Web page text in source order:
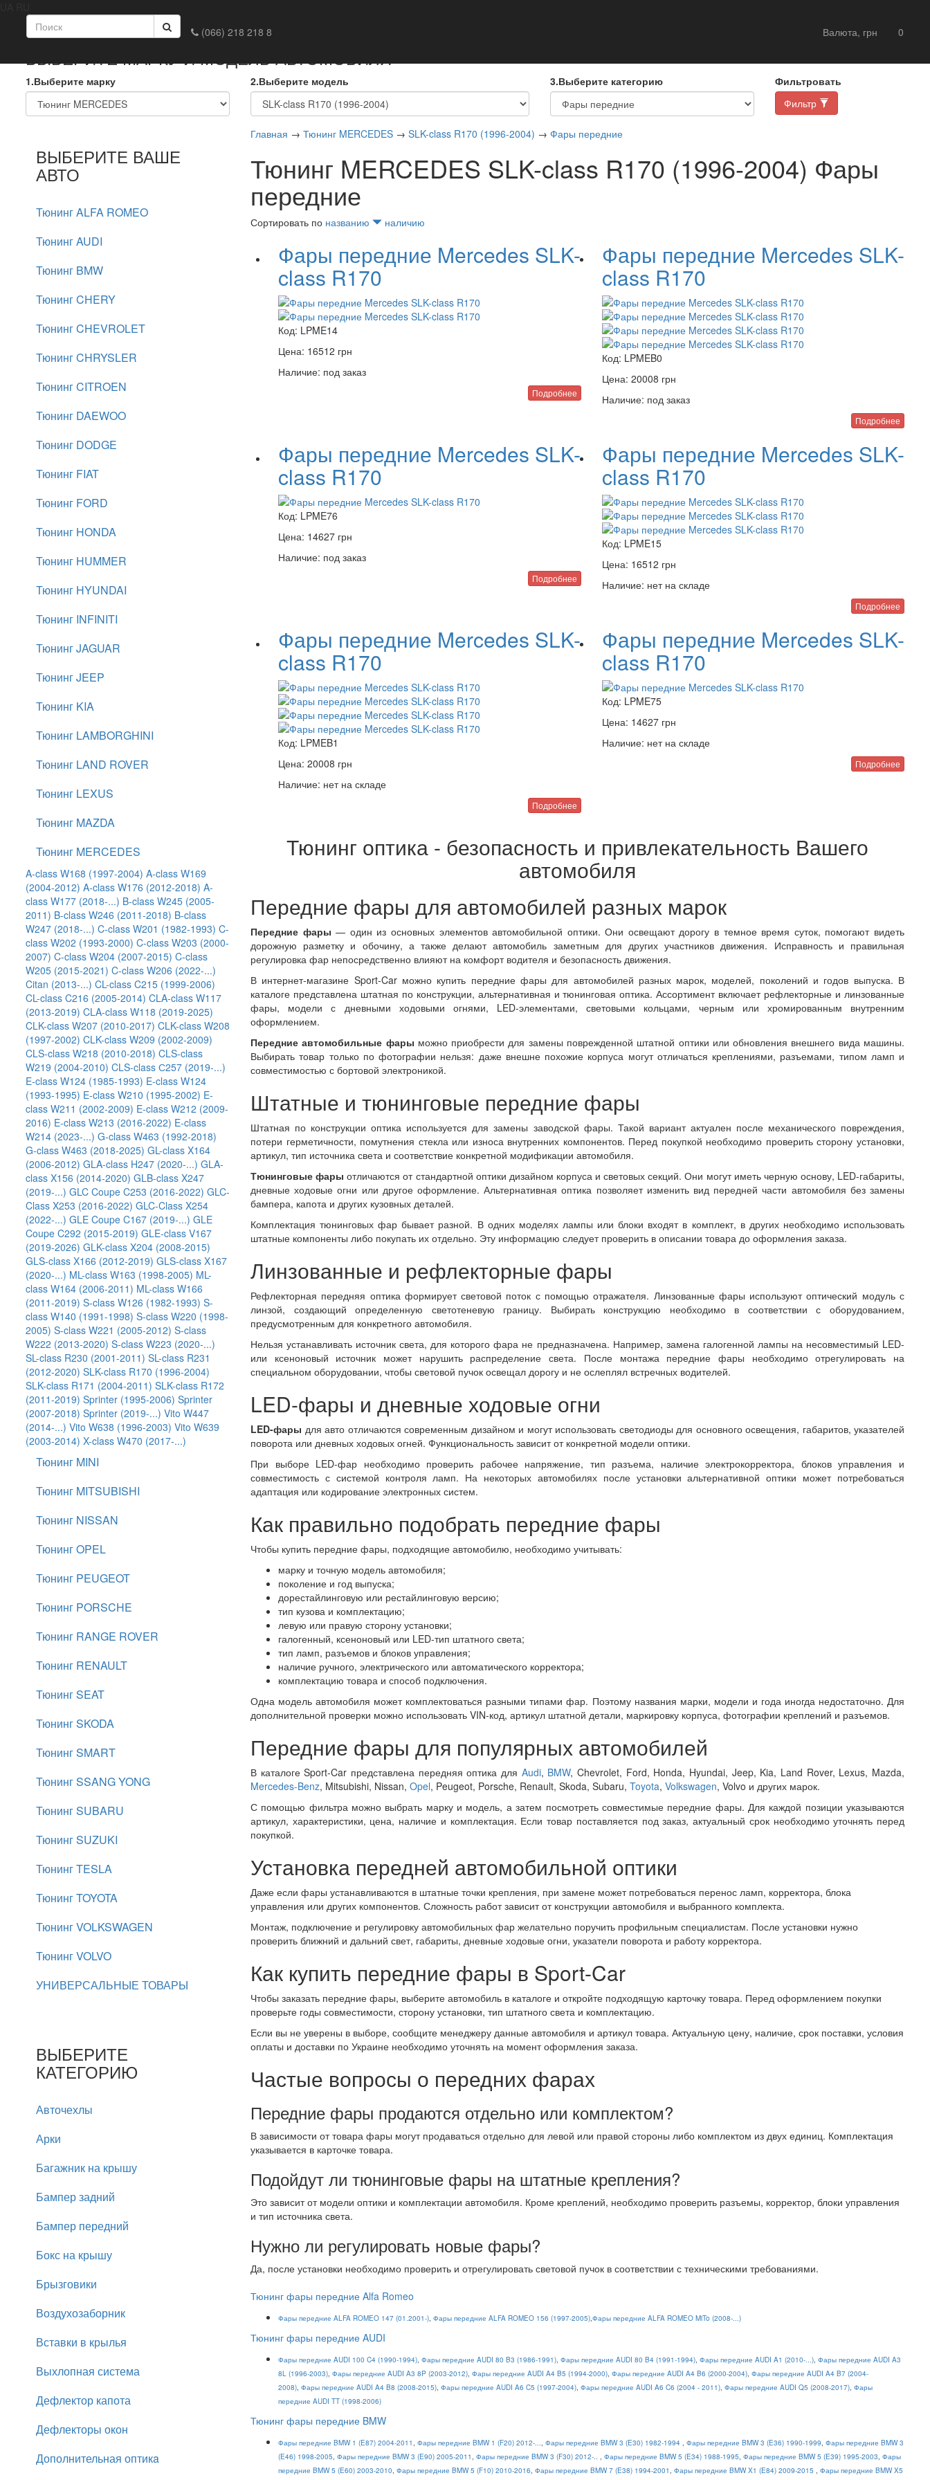
(066) 218 218 8
Валюта, грн 0
Главная Обмен и возврат
ВЫБЕРИТЕ МАРКУ И МОДЕЛЬ АВТОМОБИЛЯ
1.Выберите марку 2.Выберите модель 3.Выберите категорию
Фильтровать
Фильтр
ВЫБЕРИТЕ ВАШЕ
АВТО
Тюнинг ALFA ROMEO
Тюнинг AUDI
Тюнинг BMW
Тюнинг CHERY
Тюнинг CHEVROLET
Тюнинг CHRYSLER
Тюнинг CITROEN
Тюнинг DAEWOO
Тюнинг DODGE
Тюнинг FIAT
Тюнинг FORD
Тюнинг HONDA
Тюнинг HUMMER
Тюнинг HYUNDAI
Тюнинг INFINITI
Тюнинг JAGUAR
Тюнинг JEEP
Тюнинг KIA
Тюнинг LAMBORGHINI
Тюнинг LAND ROVER
Тюнинг LEXUS
Тюнинг MAZDA
Тюнинг MERCEDES
A-class W168 (1997-2004) A-class W169
(2004-2012) A-class W176 (2012-2018) A-
class W177 (2018-...) B-class W245 (2005-
2011) B-class W246 (2011-2018) B-class
W247 (2018-...) C-class W201 (1982-1993) C-
class W202 (1993-2000) C-class W203 (2000-
2007) C-class W204 (2007-2015) C-class
W205 (2015-2021) C-class W206 (2022-...)
Citan (2013-...) CL-class C215 (1999-2006)
CL-class C216 (2005-2014) CLA-class W117
(2013-2019) CLA-class W118 (2019-2025)
CLK-class W207 (2010-2017) CLK-class W208
(1997-2002) CLK-class W209 (2002-2009)
CLS-class W218 (2010-2018) CLS-class
W219 (2004-2010) CLS-class С257 (2019-...)
E-class W124 (1985-1993) E-class W124
(1993-1995) E-class W210 (1995-2002) E-
class W211 (2002-2009) E-class W212 (2009-
2016) E-class W213 (2016-2022) E-class
W214 (2023-...) G-class W463 (1992-2018)
G-class W463 (2018-2025) GL-class X164
(2006-2012) GLA-class H247 (2020-...) GLA-
class X156 (2014-2020) GLB-class X247
(2019-...) GLC Coupe C253 (2016-2022) GLC-
Class X253 (2016-2022) GLC-Class X254
(2022-...) GLE Coupe C167 (2019-...) GLE
Coupe C292 (2015-2019) GLE-class V167
(2019-2026) GLK-class X204 (2008-2015)
GLS-class X166 (2012-2019) GLS-class X167
(2020-...) ML-class W163 (1998-2005) ML-
class W164 (2006-2011) ML-class W166
(2011-2019) S-class W126 (1982-1993) S-
class W140 (1991-1998) S-class W220 (1998-
2005) S-class W221 (2005-2012) S-class
W222 (2013-2020) S-class W223 (2020-...)
SL-class R230 (2001-2011) SL-class R231
(2012-2020) SLK-class R170 (1996-2004)
SLK-class R171 (2004-2011) SLK-class R172
(2011-2019) Sprinter (1995-2006) Sprinter
(2007-2018) Sprinter (2019-...) Vito W447
(2014-...) Vito W638 (1996-2003) Vito W639
(2003-2014) X-class W470 (2017-...)
Тюнинг MINI
Тюнинг MITSUBISHI
Тюнинг NISSAN
Тюнинг OPEL
Тюнинг PEUGEOT
Тюнинг PORSCHE
Тюнинг RANGE ROVER
Тюнинг RENAULT
Тюнинг SEAT
Тюнинг SKODA
Тюнинг SMART
Тюнинг SSANG YONG
Тюнинг SUBARU
Тюнинг SUZUKI
Тюнинг TESLA
Тюнинг TOYOTA
Тюнинг VOLKSWAGEN
Тюнинг VOLVO
УНИВЕРСАЛЬНЫЕ ТОВАРЫ
ВЫБЕРИТЕ
КАТЕГОРИЮ
Авточехлы
Арки
Багажник на крышу
Бампер задний
Бампер передний
Бокс на крышу
Брызговики
Воздухозаборник
Вставки в крылья
Выхлопная система
Дефлектор капота
Дефлекторы окон
Дополнительная оптикa
Главная → Тюнинг MERCEDES → SLK-class R170 (1996-2004) → Фары передние
Тюнинг MERCEDES SLK-class R170 (1996-2004) Фары
передние
Сортировать по названию наличию
Фары передние Mercedes SLK-
class R170
Код: LPME14
Цена: 16512 грн
Наличие: под заказ
Подробнее
Фары передние Mercedes SLK-
class R170
Код: LPMEB0
Цена: 20008 грн
Наличие: под заказ
Подробнее
Фары передние Mercedes SLK-
class R170
Код: LPME76
Цена: 14627 грн
Наличие: под заказ
Подробнее
Фары передние Mercedes SLK-
class R170
Код: LPME15
Цена: 16512 грн
Наличие: нет на складе
Подробнее
Фары передние Mercedes SLK-
class R170
Код: LPMEB1
Цена: 20008 грн
Наличие: нет на складе
Подробнее
Фары передние Mercedes SLK-
class R170
Код: LPME75
Цена: 14627 грн
Наличие: нет на складе
Подробнее
Тюнинг оптика - безопасность и привлекательность Вашего
автомобиля
Передние фары для автомобилей разных марок
Передние фары — один из основных элементов автомобильной оптики. Они освещают дорогу в темное время суток, помогают видеть
дорожную разметку и обочину, а также делают автомобиль заметным для других участников движения. Исправность и правильная
регулировка фар непосредственно влияют на комфорт водителя и безопасность движения.
В интернет-магазине Sport-Car можно купить передние фары для автомобилей разных марок, моделей, поколений и годов выпуска. В
каталоге представлена штатная по конструкции, альтернативная и тюнинговая оптика. Ассортимент включает рефлекторные и линзованные
фары, модели с дневными ходовыми огнями, LED-элементами, световыми кольцами, черным или хромированным внутренним
оформлением.
Передние автомобильные фары можно приобрести для замены поврежденной штатной оптики или обновления внешнего вида машины.
Выбирать товар только по фотографии нельзя: даже внешне похожие корпуса могут отличаться креплениями, разъемами, типом ламп и
совместимостью с бортовой электроникой.
Штатные и тюнинговые передние фары
Штатная по конструкции оптика используется для замены заводской фары. Такой вариант актуален после механического повреждения,
потери герметичности, помутнения стекла или износа внутренних компонентов. Перед покупкой необходимо проверить сторону установки,
артикул, тип источника света и соответствие конкретной модификации автомобиля.
Тюнинговые фары отличаются от стандартной оптики дизайном корпуса и световых секций. Они могут иметь черную основу, LED-габариты,
дневные ходовые огни или другое оформление. Альтернативная оптика позволяет изменить вид передней части автомобиля без замены
бампера, капота и других кузовных деталей.
Комплектация тюнинговых фар бывает разной. В одних моделях лампы или блоки входят в комплект, в других необходимо использовать
штатные компоненты либо покупать их отдельно. Эту информацию следует проверить в описании товара до оформления заказа.
Линзованные и рефлекторные фары
Рефлекторная передняя оптика формирует световой поток с помощью отражателя. Линзованные фары используют оптический модуль с
линзой, создающий определенную светотеневую границу. Выбирать конструкцию необходимо в соответствии с оборудованием,
предусмотренным для конкретного автомобиля.
Нельзя устанавливать источник света, для которого фара не предназначена. Например, замена галогенной лампы на несовместимый LED-
или ксеноновый источник может нарушить распределение света. После монтажа передние фары необходимо отрегулировать на
специальном оборудовании, чтобы световой пучок освещал дорогу и не ослеплял встречных водителей.
LED-фары и дневные ходовые огни
LED-фары для авто отличаются современным дизайном и могут использовать светодиоды для основного освещения, габаритов, указателей
поворота или дневных ходовых огней. Функциональность зависит от конкретной модели оптики.
При выборе LED-фар необходимо проверить рабочее напряжение, тип разъема, наличие электрокорректора, блоков управления и
совместимость с системой контроля ламп. На некоторых автомобилях после установки альтернативной оптики может потребоваться
адаптация или кодирование электронных систем.
Как правильно подобрать передние фары
Чтобы купить передние фары, подходящие автомобилю, необходимо учитывать:
марку и точную модель автомобиля;
поколение и год выпуска;
дорестайлинговую или рестайлинговую версию;
тип кузова и комплектацию;
левую или правую сторону установки;
галогенный, ксеноновый или LED-тип штатного света;
тип ламп, разъемов и блоков управления;
наличие ручного, электрического или автоматического корректора;
комплектацию товара и способ подключения.
Одна модель автомобиля может комплектоваться разными типами фар. Поэтому названия марки, модели и года иногда недостаточно. Для
дополнительной проверки можно использовать VIN-код, артикул штатной детали, маркировку корпуса, фотографии креплений и разъемов.
Передние фары для популярных автомобилей
В каталоге Sport-Car представлена передняя оптика для Audi, BMW, Chevrolet, Ford, Honda, Hyundai, Jeep, Kia, Land Rover, Lexus, Mazda,
Mercedes-Benz, Mitsubishi, Nissan, Opel, Peugeot, Porsche, Renault, Skoda, Subaru, Toyota, Volkswagen, Volvo и других марок.
С помощью фильтра можно выбрать марку и модель, а затем посмотреть совместимые передние фары. Для каждой позиции указываются
артикул, характеристики, цена, наличие и комплектация. Если товар поставляется под заказ, актуальный срок необходимо уточнять перед
покупкой.
Установка передней автомобильной оптики
Даже если фары устанавливаются в штатные точки крепления, при замене может потребоваться перенос ламп, корректора, блока
управления или других компонентов. Сложность работ зависит от конструкции автомобиля и выбранного комплекта.
Монтаж, подключение и регулировку автомобильных фар желательно поручить профильным специалистам. После установки нужно
проверить ближний и дальний свет, габариты, дневные ходовые огни, указатели поворота и работу корректора.
Как купить передние фары в Sport-Car
Чтобы заказать передние фары, выберите автомобиль в каталоге и откройте подходящую карточку товара. Перед оформлением покупки
проверьте годы совместимости, сторону установки, тип штатного света и комплектацию.
Если вы не уверены в выборе, сообщите менеджеру данные автомобиля и артикул товара. Актуальную цену, наличие, срок поставки, условия
оплаты и доставки по Украине необходимо уточнять на момент оформления заказа.
Частые вопросы о передних фарах
Передние фары продаются отдельно или комплектом?
В зависимости от товара фары могут продаваться отдельно для левой или правой стороны либо комплектом из двух единиц. Комплектация
указывается в карточке товара.
Подойдут ли тюнинговые фары на штатные крепления?
Это зависит от модели оптики и комплектации автомобиля. Кроме креплений, необходимо проверить разъемы, корректор, блоки управления
и тип источника света.
Нужно ли регулировать новые фары?
Да, после установки необходимо проверить и отрегулировать световой пучок в соответствии с техническими требованиями.
Тюнинг фары передние Alfa Romeo
Фары передние ALFA ROMEO 147 (01.2001-), Фары передние ALFA ROMEO 156 (1997-2005),Фары передние ALFA ROMEO MiTo (2008-...)
Тюнинг фары передние AUDI
Фары передние AUDI 100 C4 (1990-1994), Фары передние AUDI 80 B3 (1986-1991), Фары передние AUDI 80 B4 (1991-1994), Фары передние AUDI A1 (2010-...), Фары передние AUDI A3
8L (1996-2003), Фары передние AUDI A3 8P (2003-2012), Фары передние AUDI A4 B5 (1994-2000), Фары передние AUDI A4 B6 (2000-2004), Фары передние AUDI A4 B7 (2004-
2008), Фары передние AUDI A4 B8 (2008-2015), Фары передние AUDI A6 C5 (1997-2004), Фары передние AUDI A6 C6 (2004 - 2011), Фары передние AUDI Q5 (2008-2017), Фары
передние AUDI TT (1998-2006)
Тюнинг фары передние BMW
Фары передние BMW 1 (E87) 2004-2011, Фары передние BMW 1 (F20) 2012-..., Фары передние BMW 3 (E30) 1982-1994 , Фары передние BMW 3 (E36) 1990-1999, Фары передние BMW 3
(E46) 1998-2005, Фары передние BMW 3 (E90) 2005-2011, Фары передние BMW 3 (F30) 2012-.. , Фары передние BMW 5 (E34) 1988-1995, Фары передние BMW 5 (E39) 1995-2003, Фары
передние BMW 5 (E60) 2003-2010, Фары передние BMW 5 (F10) 2010-2016, Фары передние BMW 7 (E38) 1994-2001, Фары передние BMW X1 (E84) 2009-2015 , Фары передние BMW X5